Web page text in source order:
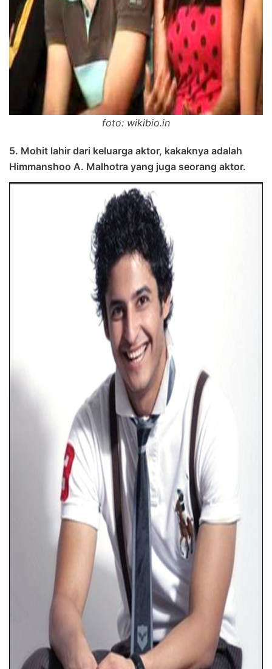
foto: wikibio.in
5. Mohit lahir dari keluarga aktor, kakaknya adalah
Himmanshoo A. Malhotra yang juga seorang aktor.